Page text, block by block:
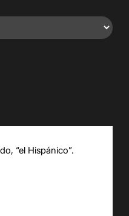
“el Hispánico”.